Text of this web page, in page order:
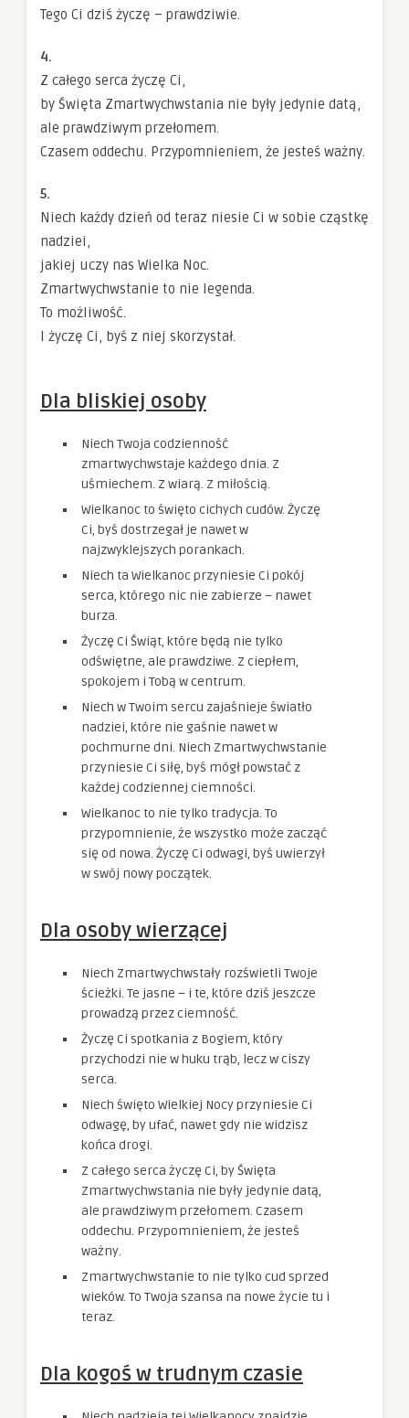
Tego Ci dziś życzę – prawdziwie.
4.
Z całego serca życzę Ci,
by Święta Zmartwychwstania nie były jedynie datą,
ale prawdziwym przełomem.
Czasem oddechu. Przypomnieniem, że jesteś ważny.
5.
Niech każdy dzień od teraz niesie Ci w sobie cząstkę
nadziei,
jakiej uczy nas Wielka Noc.
Zmartwychwstanie to nie legenda.
To możliwość.
I życzę Ci, byś z niej skorzystał.
Dla bliskiej osoby
Niech Twoja codzienność
zmartwychwstaje każdego dnia. Z
uśmiechem. Z wiarą. Z miłością.
Wielkanoc to święto cichych cudów. Życzę
Ci, byś dostrzegał je nawet w
najzwyklejszych porankach.
Niech ta Wielkanoc przyniesie Ci pokój
serca, którego nic nie zabierze – nawet
burza.
Życzę Ci Świąt, które będą nie tylko
odświętne, ale prawdziwe. Z ciepłem,
spokojem i Tobą w centrum.
Niech w Twoim sercu zajaśnieje światło
nadziei, które nie gaśnie nawet w
pochmurne dni. Niech Zmartwychwstanie
przyniesie Ci siłę, byś mógł powstać z
każdej codziennej ciemności.
Wielkanoc to nie tylko tradycja. To
przypomnienie, że wszystko może zacząć
się od nowa. Życzę Ci odwagi, byś uwierzył
w swój nowy początek.
Dla osoby wierzącej
Niech Zmartwychwstały rozświetli Twoje
ścieżki. Te jasne – i te, które dziś jeszcze
prowadzą przez ciemność.
Życzę Ci spotkania z Bogiem, który
przychodzi nie w huku trąb, lecz w ciszy
serca.
Niech święto Wielkiej Nocy przyniesie Ci
odwagę, by ufać, nawet gdy nie widzisz
końca drogi.
Z całego serca życzę Ci, by Święta
Zmartwychwstania nie były jedynie datą,
ale prawdziwym przełomem. Czasem
oddechu. Przypomnieniem, że jesteś
ważny.
Zmartwychwstanie to nie tylko cud sprzed
wieków. To Twoja szansa na nowe życie tu i
teraz.
Dla kogoś w trudnym czasie